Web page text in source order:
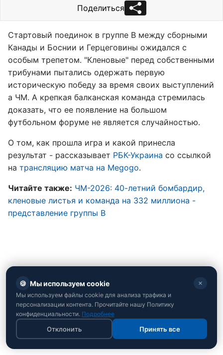
Поделиться
Стартовый поединок в группе B между сборными
Канады и Боснии и Герцеговины ожидался с
особым трепетом. "Кленовые" перед собственными
трибунами пытались одержать первую
историческую победу за время своих выступлений
а ЧМ. А крепкая балканская команда стремилась
доказать, что ее появление на большом
футбольном форуме не является случайностью.
О том, как прошла игра и какой принесла
результат - рассказывает РБК-Украина со ссылкой
на трансляцию матча на Megogo.
Читайте также: ЧМ-2026: 40-летний бомбардир,
кленовые листья и команда на 332 миллиона -
представление группы B
🍪 Мы используем cookie ✕
Мы используем файлы cookie для анализа трафика и
персонализации контента. Прочитайте нашу Политику
конфиденциальности. Подробнее
Отклонить Принять все